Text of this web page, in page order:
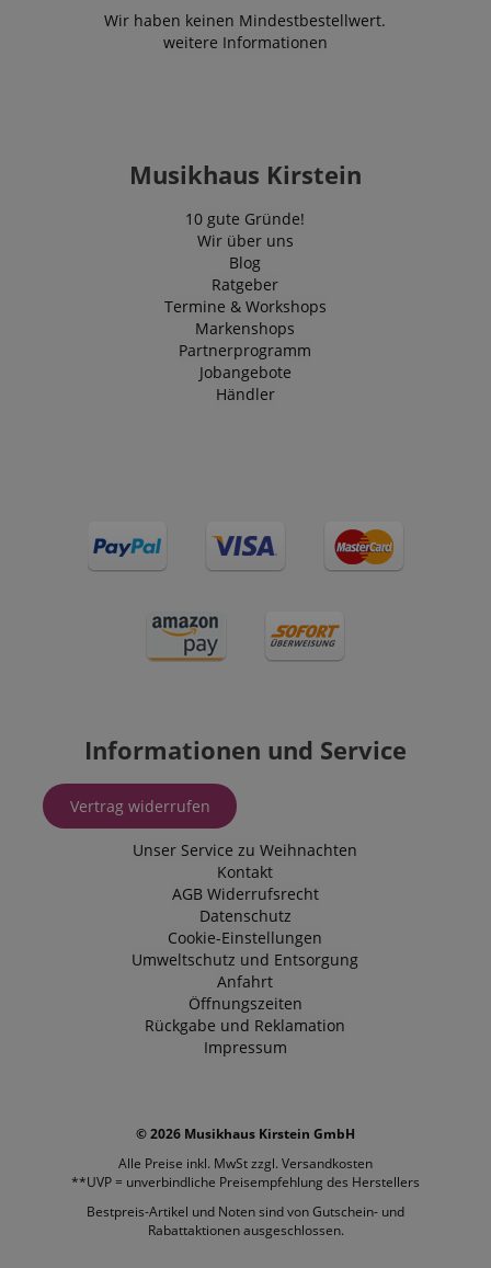
Wir haben keinen Mindestbestellwert.
weitere Informationen
Musikhaus Kirstein
10 gute Gründe!
Wir über uns
Blog
Ratgeber
Termine & Workshops
Markenshops
Partnerprogramm
Jobangebote
Händler
Informationen und Service
Vertrag widerrufen
Unser Service zu Weihnachten
Kontakt
AGB Widerrufsrecht
Datenschutz
Cookie-Einstellungen
Umweltschutz und Entsorgung
Anfahrt
Öffnungszeiten
Rückgabe und Reklamation
Impressum
© 2026 Musikhaus Kirstein GmbH
Alle Preise inkl. MwSt zzgl. Versandkosten
**UVP = unverbindliche Preisempfehlung des Herstellers
Bestpreis-Artikel und Noten sind von Gutschein- und
Rabattaktionen ausgeschlossen.